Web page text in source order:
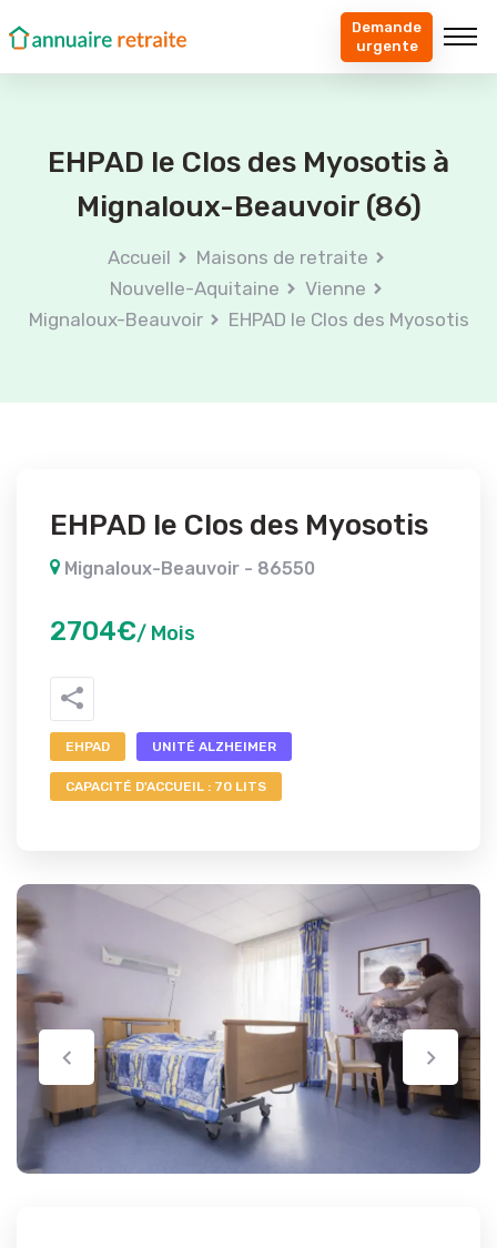
Demande
urgente
EHPAD le Clos des Myosotis à
Mignaloux-Beauvoir (86)
Accueil
Maisons de retraite
Nouvelle-Aquitaine
Vienne
Mignaloux-Beauvoir
EHPAD le Clos des Myosotis
EHPAD le Clos des Myosotis
Mignaloux-Beauvoir - 86550
2704€/ Mois
EHPAD UNITÉ ALZHEIMER
CAPACITÉ D'ACCUEIL : 70 LITS